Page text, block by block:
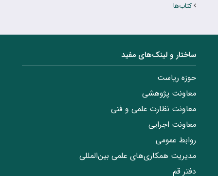
کتاب‌ها
ساختار‌‌ و‌‌ لینک‌های مفید
حوزه ریاست
معاونت پژوهشی
معاونت نظارت علمی و فنی
معاونت اجرایی
روابط عمومی
مدیریت همکاری‌های علمی بین‌المللی
دفتر قم